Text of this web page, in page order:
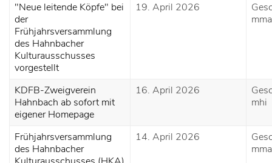
"Neue leitende Köpfe" bei
der
Frühjahrsversammlung
des Hahnbacher
Kulturausschusses
vorgestellt
19. April 2026
mma
KDFB-Zweigverein
Hahnbach ab sofort mit
eigener Homepage
16. April 2026
mhi
Frühjahrsversammlung
des Hahnbacher
14. April 2026
mma